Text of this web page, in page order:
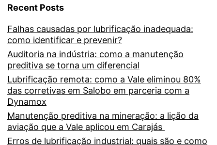
Recent Posts
Falhas causadas por lubrificação inadequada:
como identificar e prevenir?
Auditoria na indústria: como a manutenção
preditiva se torna um diferencial
Lubrificação remota: como a Vale eliminou 80%
das corretivas em Salobo em parceria com a
Dynamox
Manutenção preditiva na mineração: a lição da
aviação que a Vale aplicou em Carajás
Erros de lubrificação industrial: quais são e como